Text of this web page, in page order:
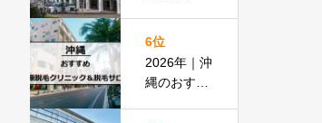
＆脱毛サロ
ン全15選
6位
2026年｜沖
縄のおすす